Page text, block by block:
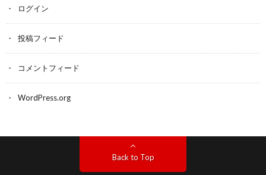
ログイン
投稿フィード
コメントフィード
WordPress.org
Back to Top